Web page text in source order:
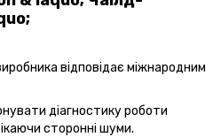
відповідає міжнародним
діагностику роботи
сторонні шуми.